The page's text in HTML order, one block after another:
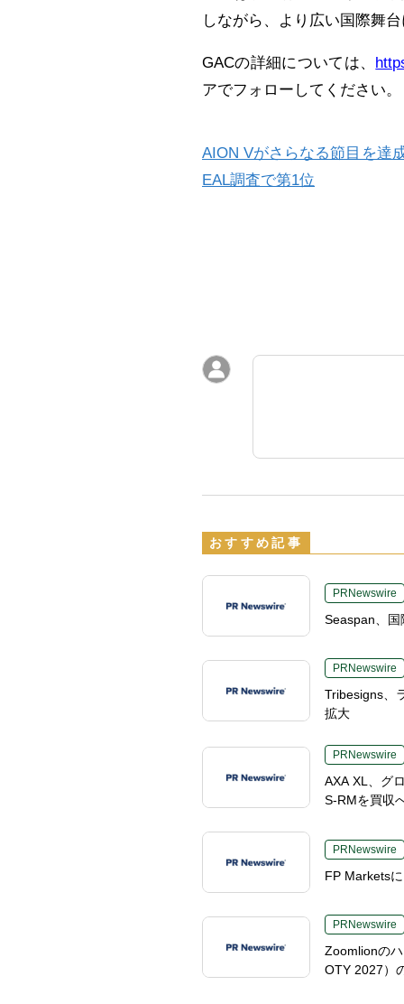
しながら、より広い国際舞
GACの詳細については、
アでフォローしてください。
AION Vがさらなる節目を達
EAL調査で第1位
おすすめ記事
PRNewswire
Seaspan、国
PRNewswire
Tribesigns、
拡大
PRNewswire
AXA XL、グ
S-RMを買収
PRNewswire
FP Markets
PRNewswire
Zoomlionの
OTY 2027）